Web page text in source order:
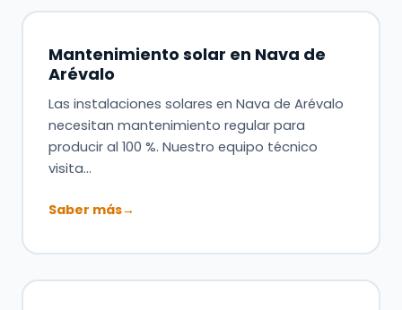
Mantenimiento solar en Nava de
Arévalo
Las instalaciones solares en Nava de Arévalo
necesitan mantenimiento regular para
producir al 100 %. Nuestro equipo técnico
visita…
Saber más→